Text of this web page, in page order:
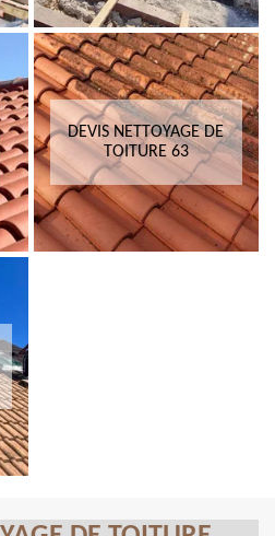
DEVIS NETTOYAGE DE
TOITURE 63